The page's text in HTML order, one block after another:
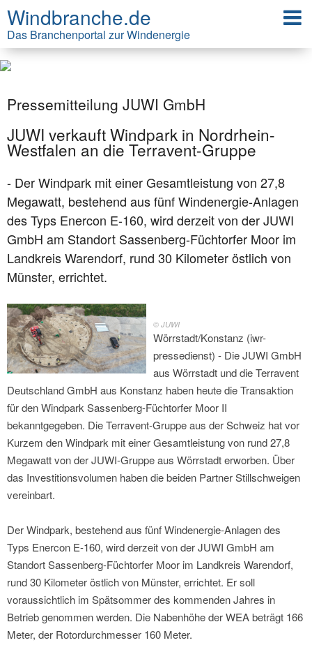
Windbranche.de
Das Branchenportal zur Windenergie
Pressemitteilung JUWI GmbH
JUWI verkauft Windpark in Nordrhein-
Westfalen an die Terravent-Gruppe
- Der Windpark mit einer Gesamtleistung von 27,8
Megawatt, bestehend aus fünf Windenergie-Anlagen
des Typs Enercon E-160, wird derzeit von der JUWI
GmbH am Standort Sassenberg-Füchtorfer Moor im
Landkreis Warendorf, rund 30 Kilometer östlich von
Münster, errichtet.
© JUWI
Wörrstadt/Konstanz (iwr-
pressedienst) - Die JUWI GmbH
aus Wörrstadt und die Terravent
Deutschland GmbH aus Konstanz haben heute die Transaktion
für den Windpark Sassenberg-Füchtorfer Moor II
bekanntgegeben. Die Terravent-Gruppe aus der Schweiz hat vor
Kurzem den Windpark mit einer Gesamtleistung von rund 27,8
Megawatt von der JUWI-Gruppe aus Wörrstadt erworben. Über
das Investitionsvolumen haben die beiden Partner Stillschweigen
vereinbart.
Der Windpark, bestehend aus fünf Windenergie-Anlagen des
Typs Enercon E-160, wird derzeit von der JUWI GmbH am
Standort Sassenberg-Füchtorfer Moor im Landkreis Warendorf,
rund 30 Kilometer östlich von Münster, errichtet. Er soll
voraussichtlich im Spätsommer des kommenden Jahres in
Betrieb genommen werden. Die Nabenhöhe der WEA beträgt 166
Meter, der Rotordurchmesser 160 Meter.